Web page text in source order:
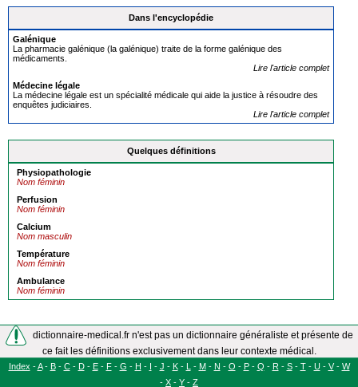
Dans l'encyclopédie
Galénique
La pharmacie galénique (la galénique) traite de la forme galénique des
médicaments.
Lire l'article complet
Médecine légale
La médecine légale est un spécialité médicale qui aide la justice à résoudre des
enquêtes judiciaires.
Lire l'article complet
Quelques définitions
Physiopathologie
Nom féminin
Perfusion
Nom féminin
Calcium
Nom masculin
Température
Nom féminin
Ambulance
Nom féminin
dictionnaire-medical.fr n'est pas un dictionnaire généraliste et présente de
ce fait les définitions exclusivement dans leur contexte médical.
Index -A- B- C- D- E- F- G - H - I - J - K- L - M- N - O - P- Q - R- S- T- U- V- W
- X - Y - Z